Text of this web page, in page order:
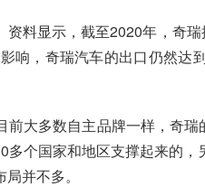
资料显示，截至2020年，奇
响，奇瑞汽车的出口仍然达
大多数自主品牌一样，奇
多个国家和地区支撑起来的
并不多。